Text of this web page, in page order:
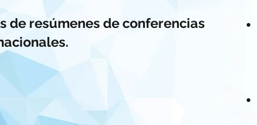
de resúmenes de conferencias